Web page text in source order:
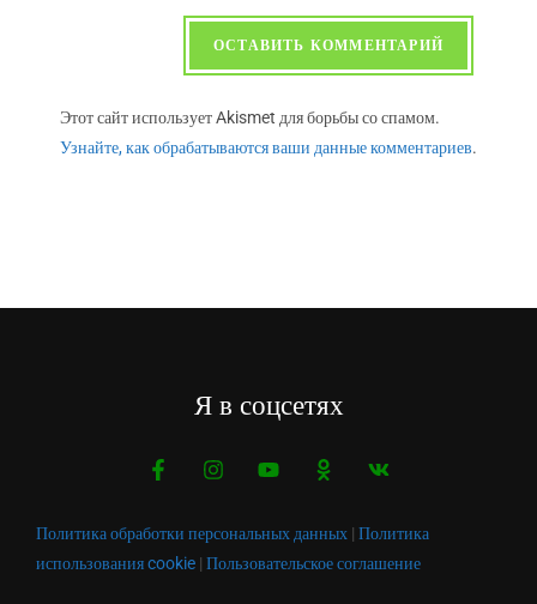
Этот сайт использует Akismet для борьбы со спамом.
Узнайте, как обрабатываются ваши данные комментариев.
Я в соцсетях
Политика обработки персональных данных | Политика
использования cookie | Пользовательское соглашение